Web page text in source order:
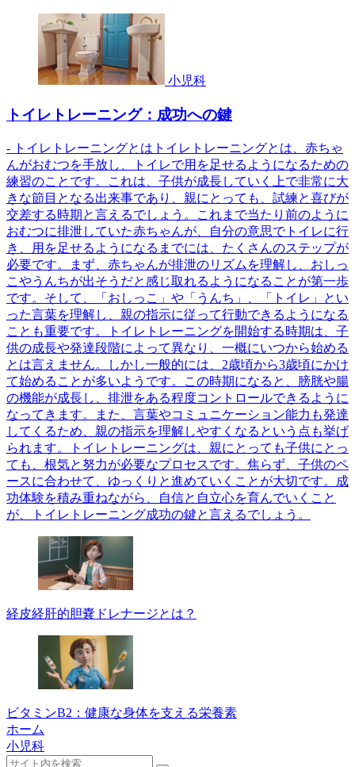
小児科
トイレトレーニング：成功への鍵
- トイレトレーニングとはトイレトレーニングとは、赤ちゃ
んがおむつを手放し、トイレで用を足せるようになるための
練習のことです。これは、子供が成長していく上で非常に大
きな節目となる出来事であり、親にとっても、試練と喜びが
交差する時期と言えるでしょう。これまで当たり前のように
おむつに排泄していた赤ちゃんが、自分の意思でトイレに行
き、用を足せるようになるまでには、たくさんのステップが
必要です。まず、赤ちゃんが排泄のリズムを理解し、おしっ
こやうんちが出そうだと感じ取れるようになることが第一歩
です。そして、「おしっこ」や「うんち」、「トイレ」とい
った言葉を理解し、親の指示に従って行動できるようになる
ことも重要です。トイレトレーニングを開始する時期は、子
供の成長や発達段階によって異なり、一概にいつから始める
とは言えません。しかし一般的には、2歳頃から3歳頃にかけ
て始めることが多いようです。この時期になると、膀胱や腸
の機能が成長し、排泄をある程度コントロールできるように
なってきます。また、言葉やコミュニケーション能力も発達
してくるため、親の指示を理解しやすくなるという点も挙げ
られます。トイレトレーニングは、親にとっても子供にとっ
ても、根気と努力が必要なプロセスです。焦らず、子供のペ
ースに合わせて、ゆっくりと進めていくことが大切です。成
功体験を積み重ねながら、自信と自立心を育んでいくこと
が、トイレトレーニング成功の鍵と言えるでしょう。
経皮経肝的胆嚢ドレナージとは？
ビタミンB2：健康な身体を支える栄養素
ホーム
小児科